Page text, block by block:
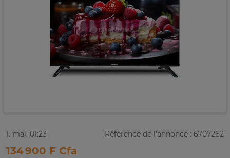
1. mai, 01:23 Référence de l'annonce : 6707262
134 900 F Cfa